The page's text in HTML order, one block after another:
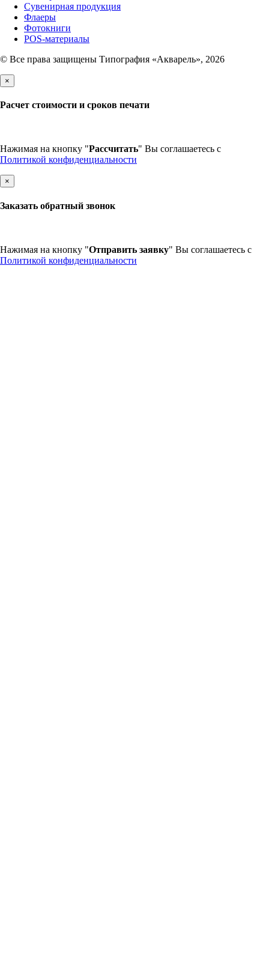
Сувенирная продукция
Флаеры
Фотокниги
POS-материалы
© Все права защищены Типография «Акварель», 2026
×
Расчет стоимости и сроков печати
Нажимая на кнопку "Рассчитать" Вы соглашаетесь с
Политикой конфиденциальности
×
Заказать обратный звонок
Нажимая на кнопку "Отправить заявку" Вы соглашаетесь с
Политикой конфиденциальности